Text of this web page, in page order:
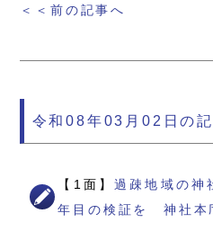
＜＜前の記事へ
令和08年03月02日の
【1面】過疎地域の
年目の検証を 神社本